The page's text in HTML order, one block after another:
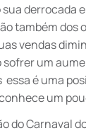
derrocada
também dos
vendas
um
é uma
um
do Carnaval